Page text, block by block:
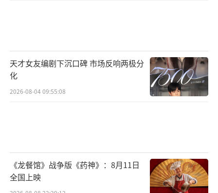
天才女友编剧下沉口碑 市场反响两极分
化
2026-08-04 09:55:08
《龙餐馆》战争版《药神》：8月11日
全国上映